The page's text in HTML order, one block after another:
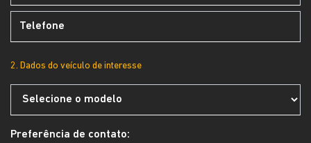
2. Dados do veículo de interesse
Preferência de contato: